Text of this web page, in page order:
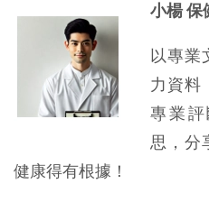
小楊 保
以專業
力資料
專業
思，分
健康得有根據！